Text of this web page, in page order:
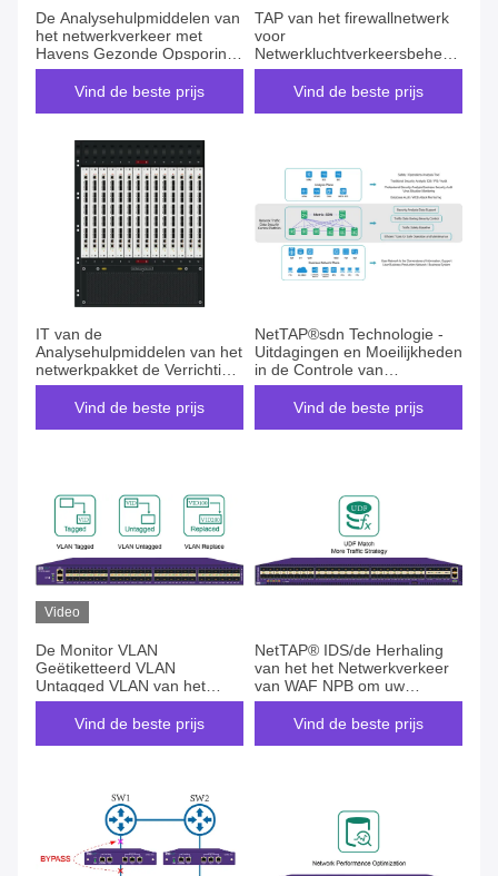
De Analysehulpmiddelen van
het netwerkverkeer met
Havens Gezonde Opsporing
en het Historische Overzicht
van de Verkeerstendens
Vind de beste prijs
TAP van het firewallnetwerk
voor
Netwerkluchtverkeersbeheer
om Netwerk Controleblinde
vlekken te vermijden
Vind de beste prijs
IT van de
Analysehulpmiddelen van het
netwerkpakket de Verrichting
en handhaaft Hulpmiddelen
in de Makelaars van de
Vind de beste prijs
NetTAP®sdn Technologie -
Uitdagingen en Moeilijkheden
in de Controle van
Netwerkverkeersgegevens
Vind de beste prijs
Video
De Monitor VLAN
Geëtiketteerd VLAN
Untagged VLAN van het
netwerkverkeer vervangt
Netwerktap
Vind de beste prijs
NetTAP® IDS/de Herhaling
van het het Netwerkverkeer
van WAF NPB om uw
Netwerkbeveiliging door
Virusbeveiliging te
Vind de beste prijs